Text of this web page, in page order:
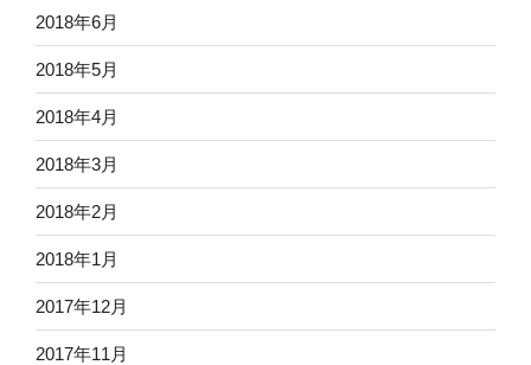
2018年6月
2018年5月
2018年4月
2018年3月
2018年2月
2018年1月
2017年12月
2017年11月